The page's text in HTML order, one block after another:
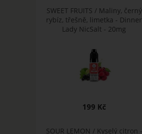
SWEET FRUITS / Maliny, černý
rybíz, třešně, limetka - Dinner
Lady NicSalt - 20mg
199 Kč
SOUR LEMON / Kyselý citron -